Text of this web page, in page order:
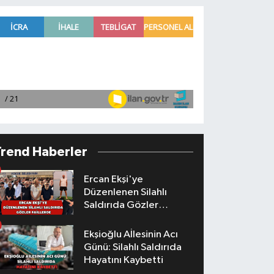
Haberler
Ercan Ekşi'ye
Düzenlenen Silahlı
Saldırıda Gözler
Ekşioğlu Aİlesinin Acı
Günü: Silahlı Saldırıda
Hayatını Kaybetti